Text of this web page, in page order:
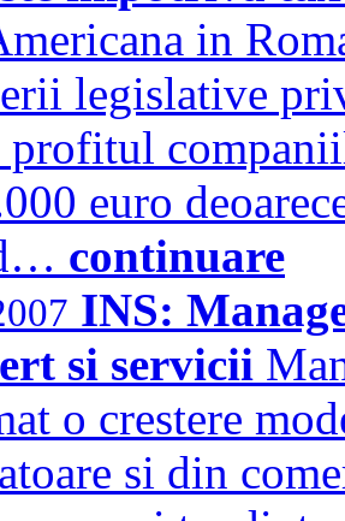
in
legislative
profitul
euro
continuare
INS:
si servicii
o crestere
si din